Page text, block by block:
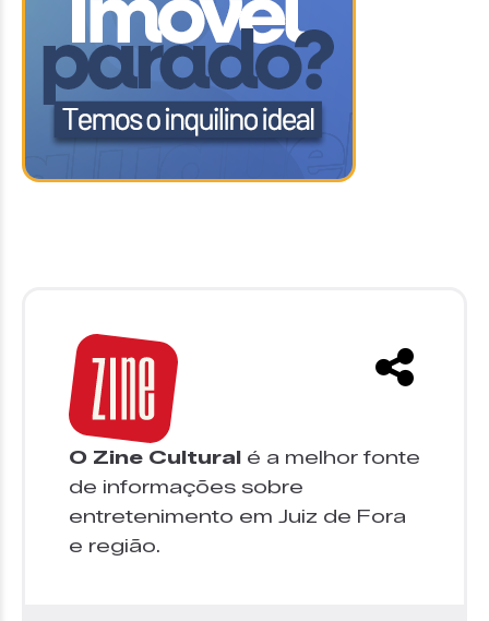
O Zine Cultural é a melhor fonte
de informações sobre
entretenimento em Juiz de Fora
e região.